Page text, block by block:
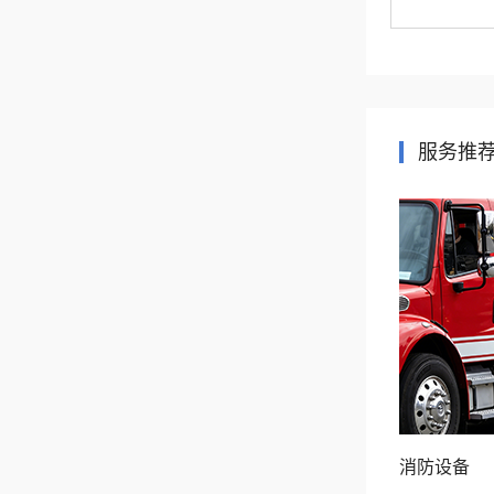
服务推
消防设备